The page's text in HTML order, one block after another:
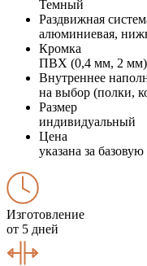
Темный
Раздвижная
алюминиевая,
Кромка
ПВХ (0,4 мм, 2 мм)
Внутреннее
на выбор (полки,
Размер
индивидуальный
Цена
указана за
Изготовление
от 5 дней